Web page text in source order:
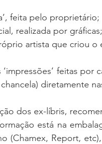
feita pelo proprietário;
realizada por gráficas;
artista que criou o
‘impressões’ feitas
diretamente
dos ex-líbris,
está na
(Chamex, Report,